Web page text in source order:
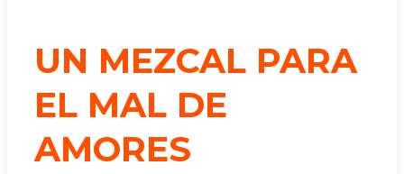
UN MEZCAL PARA
EL MAL DE
AMORES